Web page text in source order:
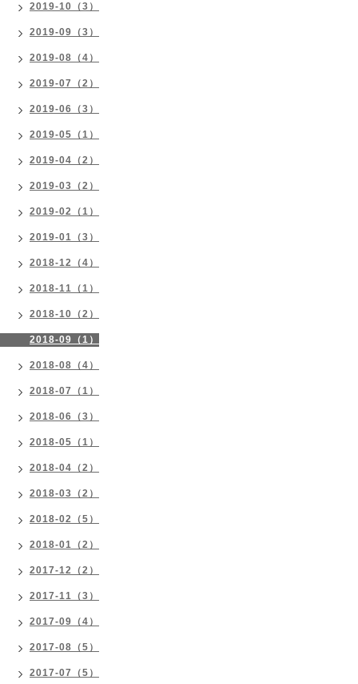
2019-10（3）
2019-09（3）
2019-08（4）
2019-07（2）
2019-06（3）
2019-05（1）
2019-04（2）
2019-03（2）
2019-02（1）
2019-01（3）
2018-12（4）
2018-11（1）
2018-10（2）
2018-09（1）
2018-08（4）
2018-07（1）
2018-06（3）
2018-05（1）
2018-04（2）
2018-03（2）
2018-02（5）
2018-01（2）
2017-12（2）
2017-11（3）
2017-09（4）
2017-08（5）
2017-07（5）